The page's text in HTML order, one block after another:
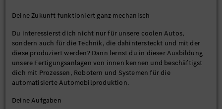
Deine Zukunft funktioniert ganz mechanisch
Du interessierst dich nicht nur für unsere coolen Autos,
sondern auch für die Technik, die dahintersteckt und mit der
diese produziert werden? Dann lernst du in dieser Ausbildung
unsere Fertigungsanlagen von innen kennen und beschäftigst
dich mit Prozessen, Robotern und Systemen für die
automatisierte Automobilproduktion.
Deine Aufgaben